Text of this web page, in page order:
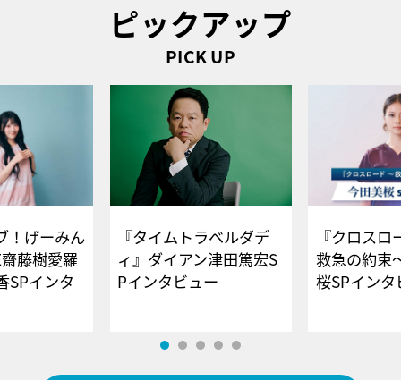
ピックアップ
PICK UP
！げーみん
藤樹愛羅
SPインタ
『タイムトラベルダデ
ィ』ダイアン津田篤宏S
Pインタビュー
『クロス
救急の約束
桜SPイ